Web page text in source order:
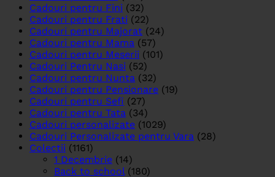
Cadouri pentru Fini (32)
Cadouri pentru Frati (22)
Cadouri pentru Majorat (24)
Cadouri pentru Mama (57)
Cadouri pentru Meserii (101)
Cadouri Pentru Nasi (52)
Cadouri pentru Nunta (32)
Cadouri pentru Pensionare (19)
Cadouri pentru Sefi (27)
Cadouri pentru Tata (34)
Cadouri personalizate (1029)
Cadouri Personalizate pentru Vara (28)
Colectii (1161)
1 Decembrie (14)
Back to school (180)